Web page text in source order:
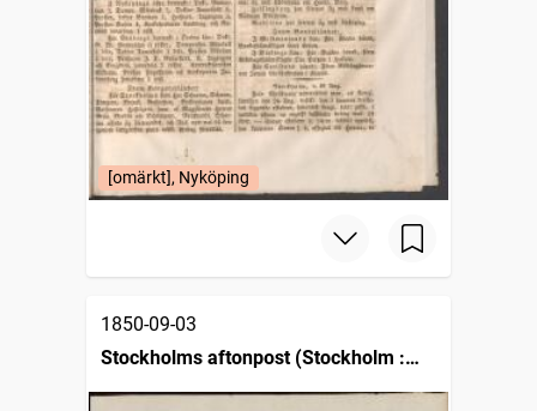
[omärkt], Nyköping
1850-09-03
Stockholms aftonpost (Stockholm :
1848)